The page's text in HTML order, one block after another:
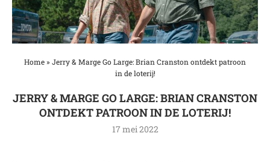
Home» Jerry & Marge Go Large: Brian Cranston ontdekt patroon
in de loterij!
JERRY & MARGE GO LARGE: BRIAN CRANSTON
ONTDEKT PATROON IN DE LOTERIJ!
17 mei 2022